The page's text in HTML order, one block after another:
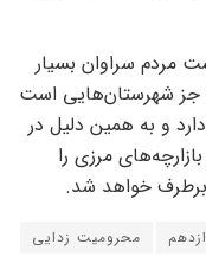
مردم سراوان بسیار
جز شهرستان‌هایی است
و به همین دلیل در
مرزی را
خواهد شد.
محرومیت زدایی